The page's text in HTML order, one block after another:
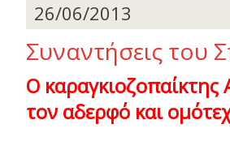
26/06/2013
Συναντήσεις του
Ο
τον αδερφό και